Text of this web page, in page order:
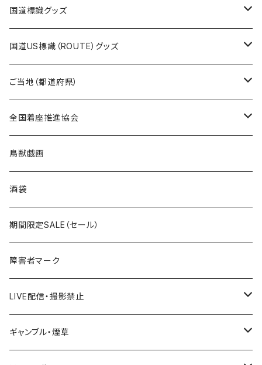
エコバッグ
モーテルキーホルダー
トートバッグ
エコバッグ
千葉ロッテマリーンズコラボ
モーテルキーホルダー
ホテルキーホルダー
トートバッグ
ホテルキーホルダー
ステッカー
ステッカー
ホテルキーホルダー
国道標識グッズ
ステッカー
国道0～99号線
国道100～199号線
国道600～699号線
国道700～799号線
Tシャツ
キャップ
国道US標識（ROUTE）グッズ
ステッカー
ROUTE 0～99号線
ROUTE100～199号線
ROUTE600～699号線
ROUTE700～799号線
Tシャツ
ROUTE 0～99号線
ROUTE 100～199号線
ROUTE 600～699号線
キャップ
ROUTE 0～99号線
ROUTE 100～199号線
ご当地（都道府県）
北海道
青森県
岩手県
宮城県
秋田県
Tシャツ
ステッカー
山形県
福島県
全国着座推進協会
ステッカー
鳥獣戯画
酒袋
期間限定SALE（セール）
障害者マーク
LIVE配信・撮影禁止
LIVE配信禁止
ギャンブル・煙草